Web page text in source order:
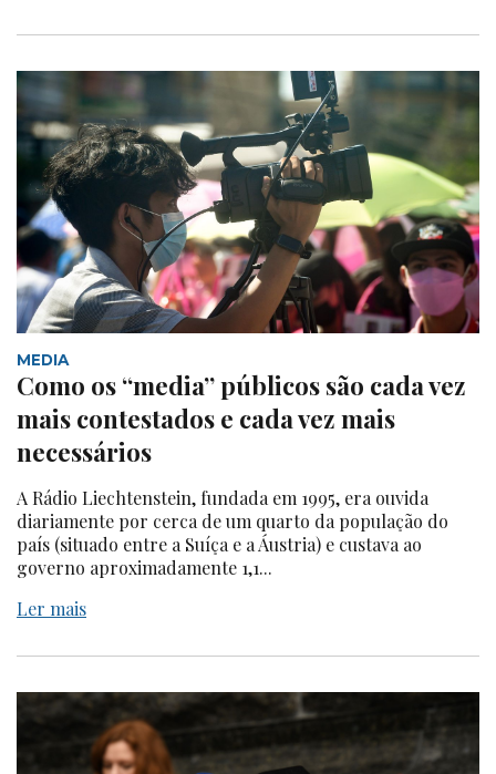
MEDIA
Como os “media” públicos são cada vez
mais contestados e cada vez mais
necessários
A Rádio Liechtenstein, fundada em 1995, era ouvida
diariamente por cerca de um quarto da população do
país (situado entre a Suíça e a Áustria) e custava ao
governo aproximadamente 1,1...
Ler mais